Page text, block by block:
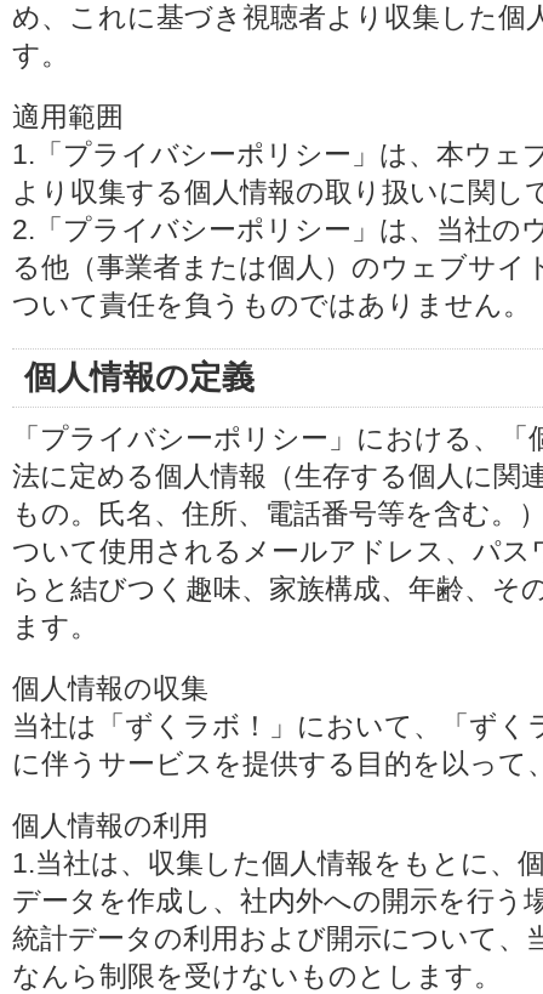
め、これに基づき視聴者より収集した個
す。
適用範囲
1.「プライバシーポリシー」は、本ウェ
より収集する個人情報の取り扱いに関し
2.「プライバシーポリシー」は、当社の
る他（事業者または個人）のウェブサイ
ついて責任を負うものではありません。
個人情報の定義
「プライバシーポリシー」における、
法に定める個人情報（生存する個人に関
もの。氏名、住所、電話番号等を含む。
ついて使用されるメールアドレス、パ
らと結びつく趣味、家族構成、年齢、そ
ます。
個人情報の収集
当社は「ずくラボ！」において、「ず
に伴うサービスを提供する目的を以って
個人情報の利用
1.当社は、収集した個人情報をもとに、
データを作成し、社内外への開示を行う
統計データの利用および開示について、
なんら制限を受けないものとします。